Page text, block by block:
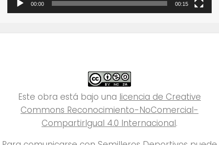
00:00 00:15
Este obra está bajo una licencia de Creative
Commons Reconocimiento-NoComercial-
CompartirIgual 4.0 Internacional.